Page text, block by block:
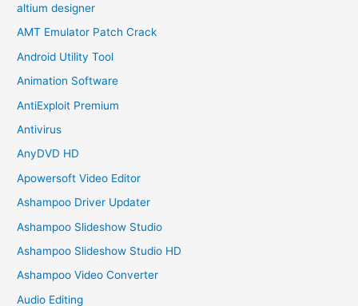
altium designer
AMT Emulator Patch Crack
Android Utility Tool
Animation Software
AntiExploit Premium
Antivirus
AnyDVD HD
Apowersoft Video Editor
Ashampoo Driver Updater
Ashampoo Slideshow Studio
Ashampoo Slideshow Studio HD
Ashampoo Video Converter
Audio Editing